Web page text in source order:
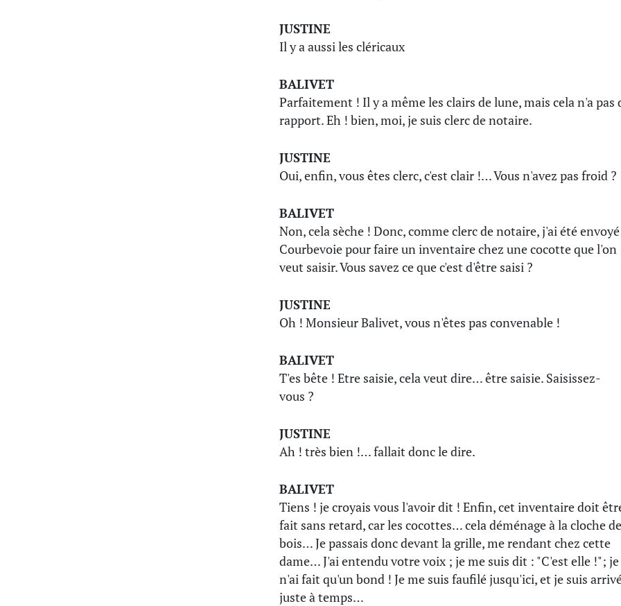
JUSTINE
Il y a aussi les cléricaux
BALIVET
Parfaitement ! Il y a même les clairs de lune, mais cela n'a pas
rapport. Eh ! bien, moi, je suis clerc de notaire.
JUSTINE
Oui, enfin, vous êtes clerc, c'est clair !… Vous n'avez pas froid ?
BALIVET
Non, cela sèche ! Donc, comme clerc de notaire, j'ai été
Courbevoie pour faire un inventaire chez une cocotte que l'on
veut saisir. Vous savez ce que c'est d'être saisi ?
JUSTINE
Oh ! Monsieur Balivet, vous n'êtes pas convenable !
BALIVET
T'es bête ! Etre saisie, cela veut dire… être saisie. Saisissez-
vous ?
JUSTINE
Ah ! très bien !… fallait donc le dire.
BALIVET
Tiens ! je croyais vous l'avoir dit ! Enfin, cet inventaire doit
fait sans retard, car les cocottes… cela déménage à la cloche de
bois… Je passais donc devant la grille, me rendant chez cette
dame… J'ai entendu votre voix ; je me suis dit : "C'est elle !"; je
n'ai fait qu'un bond ! Je me suis faufilé jusqu'ici, et je suis
juste à temps…